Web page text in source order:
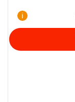
i